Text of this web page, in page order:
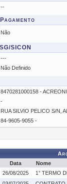
--
Não
SICON
---
Não Definido
8470281000158 -
-
RUA SILVIO PELICO S/N,
84-9605-9055 -
Data
Nome
26/08/2025
1° TERMO